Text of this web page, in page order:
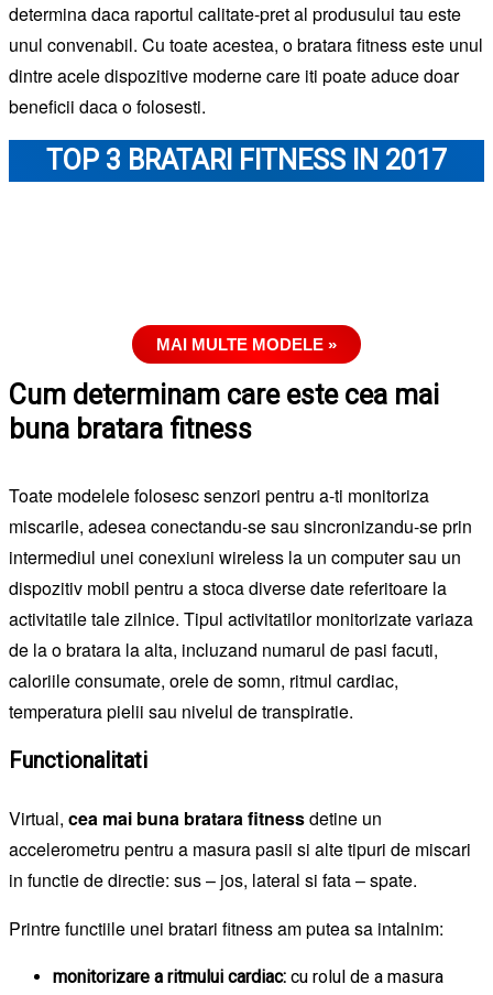
determina daca raportul calitate-pret al produsului tau este
unul convenabil. Cu toate acestea, o bratara fitness este unul
dintre acele dispozitive moderne care iti poate aduce doar
beneficii daca o folosesti.
TOP 3 BRATARI FITNESS IN 2017
MAI MULTE MODELE »
Cum determinam care este cea mai
buna bratara fitness
Toate modelele folosesc senzori pentru a-ti monitoriza
miscarile, adesea conectandu-se sau sincronizandu-se prin
intermediul unei conexiuni wireless la un computer sau un
dispozitiv mobil pentru a stoca diverse date referitoare la
activitatile tale zilnice. Tipul activitatilor monitorizate variaza
de la o bratara la alta, incluzand numarul de pasi facuti,
caloriile consumate, orele de somn, ritmul cardiac,
temperatura pielii sau nivelul de transpiratie.
Functionalitati
Virtual, cea mai buna bratara fitnessdetine un
accelerometru pentru a masura pasii si alte tipuri de miscari
in functie de directie: sus – jos, lateral si fata – spate.
Printre functiile unei bratari fitness am putea sa intalnim:
monitorizare a ritmului cardiac: cu rolul de a masura